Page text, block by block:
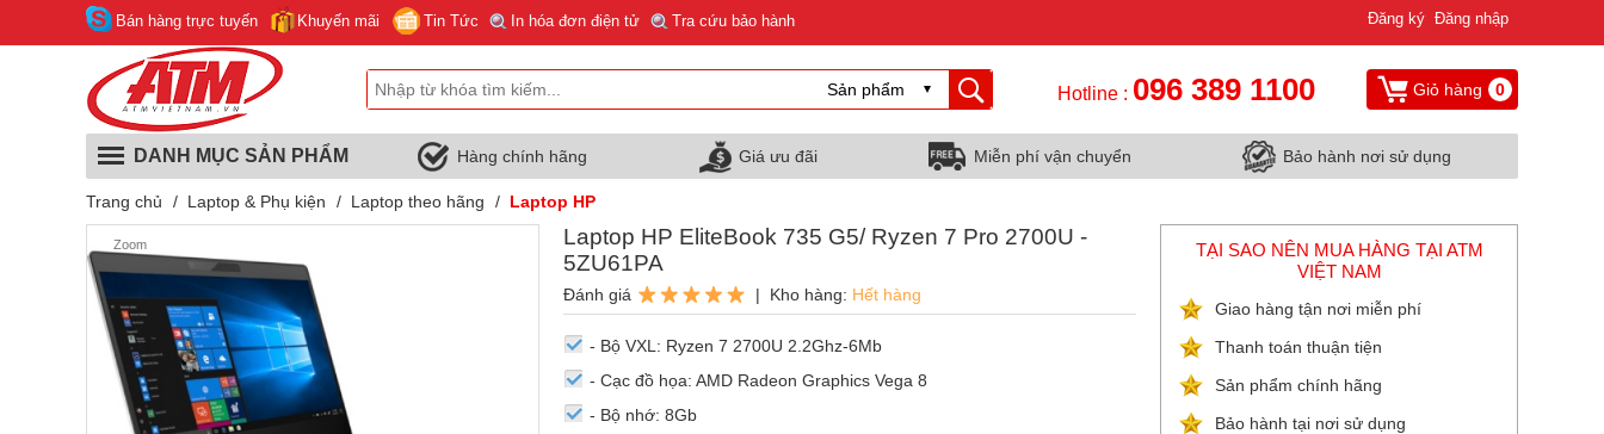
Bán hàng trực tuyến Khuyến mãi Tin Tức In hóa đơn điện tử Tra cứu bảo hành Đăng ký Đăng nhập
Hotline : 096 389 1100 Giỏ hàng 0
DANH MỤC SẢN PHẨM Hàng chính hãng Giá ưu đãi Miễn phí vận chuyển Bảo hành nơi sử dụng
Trang chủ / Laptop & Phụ kiện / Laptop theo hãng / Laptop HP
Zoom
Laptop HP EliteBook 735 G5/ Ryzen 7 Pro 2700U -
5ZU61PA
Đánh giá | Kho hàng: Hết hàng
- Bộ VXL: Ryzen 7 2700U 2.2Ghz-6Mb
- Cạc đồ họa: AMD Radeon Graphics Vega 8
- Bộ nhớ: 8Gb
TẠI SAO NÊN MUA HÀNG TẠI ATM
VIỆT NAM
Giao hàng tận nơi miễn phí
Thanh toán thuận tiện
Sản phẩm chính hãng
Bảo hành tại nơi sử dụng